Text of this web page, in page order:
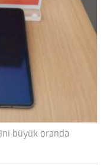
büyük oranda